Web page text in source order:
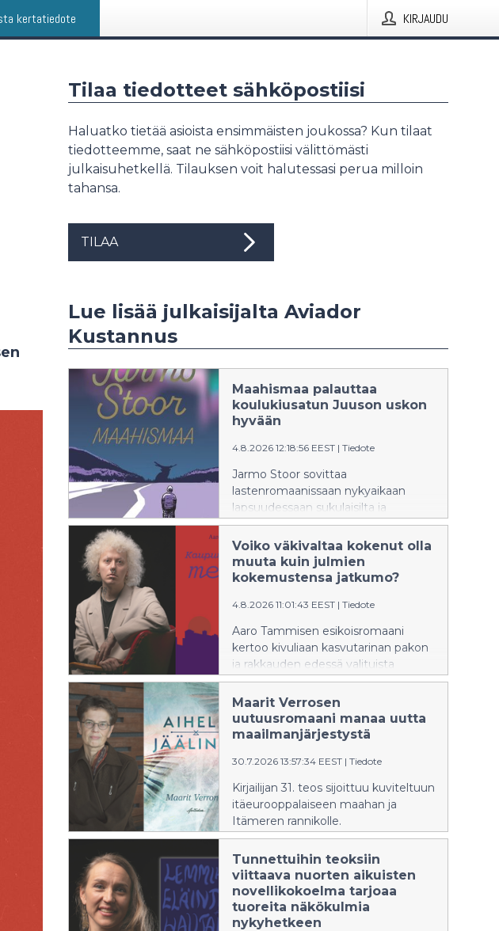
kertatiedote KIRJAUDU
Tilaa tiedotteet sähköpostiisi
Haluatko tietää asioista ensimmäisten joukossa? Kun tilaat
tiedotteemme, saat ne sähköpostiisi välittömästi
julkaisuhetkellä. Tilauksen voit halutessasi perua milloin
tahansa.
TILAA
Lue lisää julkaisijalta Aviador
Kustannus
Maahismaa palauttaa
koulukiusatun Juuson uskon
hyvään
4.8.2026 12:18:56 EEST | Tiedote
Jarmo Stoor sovittaa
lastenromaanissaan nykyaikaan
lapsuudessaan sukulaisilta ja
kotikylän tarinankertojilta
kuulemiaan lapintarinoita.
Voiko väkivaltaa kokenut olla
muuta kuin julmien
kokemustensa jatkumo?
4.8.2026 11:01:43 EEST | Tiedote
Aaro Tammisen esikoisromaani
kertoo kivuliaan kasvutarinan pakon
ja rakkauden edessä valituista
yhteisöistä sekä syvästä häpeästä.
Maarit Verrosen
uutuusromaani manaa uutta
maailmanjärjestystä
30.7.2026 13:57:34 EEST | Tiedote
Kirjailijan 31. teos sijoittuu kuviteltuun
itäeurooppalaiseen maahan ja
Itämeren rannikolle.
Tunnettuihin teoksiin
viittaava nuorten aikuisten
novellikokoelma tarjoaa
tuoreita näkökulmia
nykyhetkeen